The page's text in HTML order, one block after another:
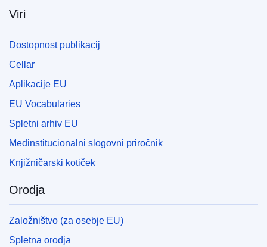
Viri
Dostopnost publikacij
Cellar
Aplikacije EU
EU Vocabularies
Spletni arhiv EU
Medinstitucionalni slogovni priročnik
Knjižničarski kotiček
Orodja
Založništvo (za osebje EU)
Spletna orodja